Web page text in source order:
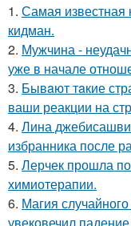
1. Самая известная
кидман.
2. Мужчина -
уже в начале
3. Бывaют тaкие
ваши реакции на
4. Лина
избранника после
5. Лерчек прошла
химиотерапии.
6. Магия